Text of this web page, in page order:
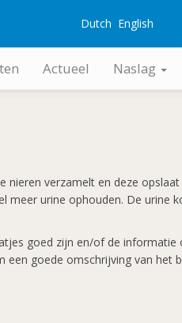
Dutch English
Actueel Naslag
verzamelt en deze
urine ophouden. De urine
goed zijn en/of de
goede omschrijving van het